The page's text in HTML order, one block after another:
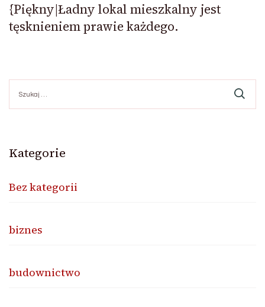
{Piękny|Ładny lokal mieszkalny jest
tęsknieniem prawie każdego.
Kategorie
Bez kategorii
biznes
budownictwo